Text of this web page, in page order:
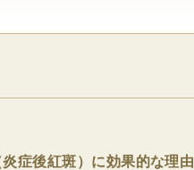
症後紅斑）に効果的な理由